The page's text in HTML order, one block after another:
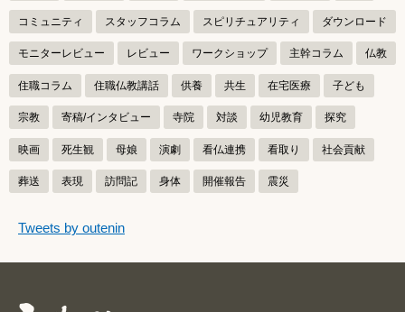
コミュニティ スタッフコラム スピリチュアリティ ダウンロード
モニターレビュー レビュー ワークショップ 主幹コラム 仏教
住職コラム 住職仏教講話 供養 共生 在宅医療 子ども
宗教 寄稿/インタビュー 寺院 対談 幼児教育 探究
映画 死生観 母娘 演劇 看仏連携 看取り 社会貢献
葬送 表現 訪問記 身体 開催報告 震災
つぶやき
つぶやきをスキップする
Tweets by outenin